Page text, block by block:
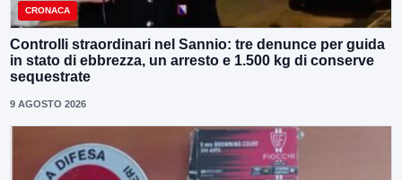
CRONACA
Controlli straordinari nel Sannio: tre denunce per guida
in stato di ebbrezza, un arresto e 1.500 kg di conserve
sequestrate
9 AGOSTO 2026